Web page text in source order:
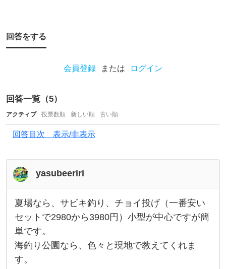
が
、
が
一
番
最
で
す
か
？
回答をする
会員登録 または ログイン
回答一覧（5）
アクティブ 投票数順 新しい順 古い順
回答目次 表示/非表示
yasubeeriri
夏
場
な
ら
、
サ
ビ
キ
夏場なら、サビキ釣り、チョイ投げ（一番安い
セットで2980から3980円）小型が中心ですが簡
単です。
海釣り公園なら、色々と現地で教えてくれま
す。